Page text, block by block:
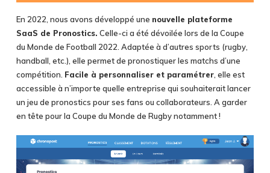
En 2022, nous avons développé une nouvelle plateforme
SaaS de Pronostics. Celle-ci a été dévoilée lors de la Coupe
du Monde de Football 2022. Adaptée à d’autres sports (rugby,
handball, etc.), elle permet de pronostiquer les matchs d’une
compétition. Facile à personnaliser et paramétrer, elle est
accessible à n’importe quelle entreprise qui souhaiterait lancer
un jeu de pronostics pour ses fans ou collaborateurs. A garder
en tête pour la Coupe du Monde de Rugby notamment !